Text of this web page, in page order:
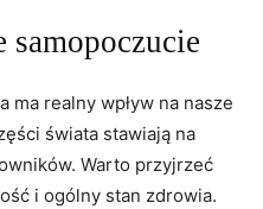
samopoczucie
realny wpływ na nasze
świata stawiają na
Warto przyjrzeć
i ogólny stan zdrowia.